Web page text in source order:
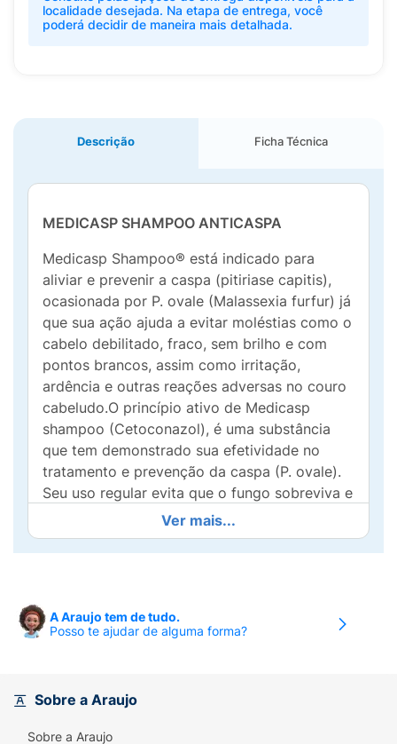
localidade desejada. Na etapa de entrega, você
poderá decidir de maneira mais detalhada.
Descrição Ficha Técnica
MEDICASP SHAMPOO ANTICASPA
Medicasp Shampoo® está indicado para
aliviar e prevenir a caspa (pitiriase capitis),
ocasionada por P. ovale (Malassexia furfur) já
que sua ação ajuda a evitar moléstias como o
cabelo debilitado, fraco, sem brilho e com
pontos brancos, assim como irritação,
ardência e outras reações adversas no couro
cabeludo.O princípio ativo de Medicasp
shampoo (Cetoconazol), é uma substância
que tem demonstrado sua efetividade no
tratamento e prevenção da caspa (P. ovale).
Seu uso regular evita que o fungo sobreviva e
se multiplique. Também, esta substância
mostrou melhorar a ação de alguns
tratamentos para a alopecia androgênica
devido às suas propriedades contra a caspa,
ao eliminar o fungo, se melhora a função do
aparência.
Ver mais...
A Araujo tem de tudo.
Posso te ajudar de alguma forma?
Sobre a Araujo
Sobre a Araujo